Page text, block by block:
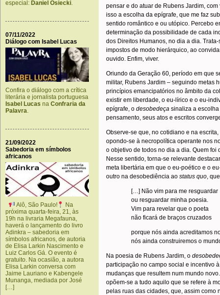
especial: Daniel Osiecki.
07/11/2022
Diálogo com Isabel Lucas
Confira o diálogo com a crítica
literária e jornalista portuguesa
Isabel Lucas na Confraria da
Palavra.
21/09/2022
Sabedoria em símbolos
africanos
Alô, São Paulo!
Na
próxima quarta-feira, 21, às
19h na livraria Megafauna,
haverá o lançamento do livro
Adinkra – sabedoria em
símbolos africanos, de autoria
de Elisa Larkin Nascimento e
Luiz Carlos Gá. O evento é
gratuito. Na ocasião, a autora
Elisa Larkin conversa com
Jaime Lauriano e Kabengele
Munanga, mediada por José
[…]
pensar e do atuar de Rubens Jardim,
isso a escolha da epígrafe, que me faz
sentido romântico e ou utópico. Percebo
determinação da possibilidade de cada
dos Direitos Humanos, no dia a dia.
impostos de modo hierárquico, ao
ouvido. Enfim, viver.
Oriundo da Geração 60, período em que
militar, Rubens Jardim – seguindo metas
princípios emancipatórios no âmbito da
existir em liberdade, o eu-lírico e o eu-
epígrafe, o desobedeça sinaliza a
pensamento, seus atos e escritos
Observe-se que, no cotidiano e na
opondo-se à necropolítica operante nos
o objetivo de todos no dia a dia. Quem
Nesse sentido, torna-se relevante
meta libertária em que o eu-poético e o
outro na desobediência ao status quo,
[…] Não vim para me resguardar
ou resguardar minha poesia.
Vim para revelar que o poeta
não ficará de braços cruzados
porque nós ainda acreditamos
nós ainda construiremos o
Na poesia de Rubens Jardim, o
participação no campo social e incentivo
mudanças que resultem num mundo
opõem-se a tudo aquilo que se refere à
pelas ruas das cidades, que, assim como